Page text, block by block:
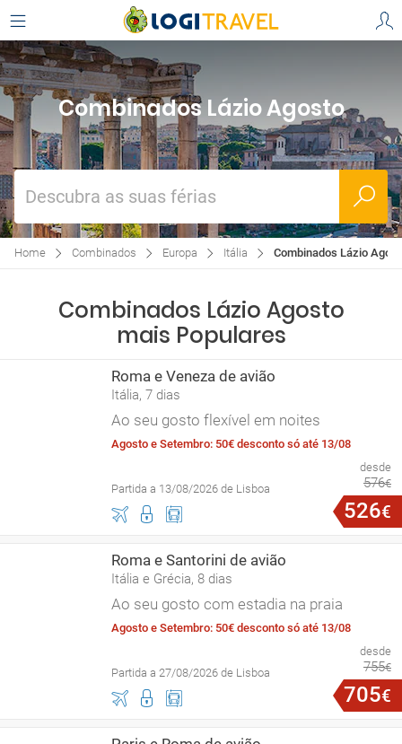
Combinados Lázio Agosto
Descubra as suas férias
Home Combinados Europa Itália Combinados Lázio
Combinados Lázio Agosto
mais Populares
Roma e Veneza de avião
Itália, 7 dias
Ao seu gosto flexível em noites
Agosto e Setembro: 50€ desconto só até 13/08
Partida a 13/08/2026 de Lisboa
desde
576€
526€
Roma e Santorini de avião
Itália e Grécia, 8 dias
Ao seu gosto com estadia na praia
Agosto e Setembro: 50€ desconto só até 13/08
Partida a 27/08/2026 de Lisboa
desde
755€
705€